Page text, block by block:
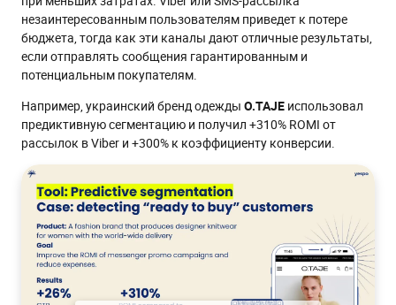
незаинтересованным пользователям приведет к потере
бюджета, тогда как эти каналы дают отличные результаты,
если отправлять сообщения гарантированным и
потенциальным покупателям.
Например, украинский бренд одежды O.TAJE использовал
предиктивную сегментацию и получил +310% ROMI от
рассылок в Viber и +300% к коэффициенту конверсии.